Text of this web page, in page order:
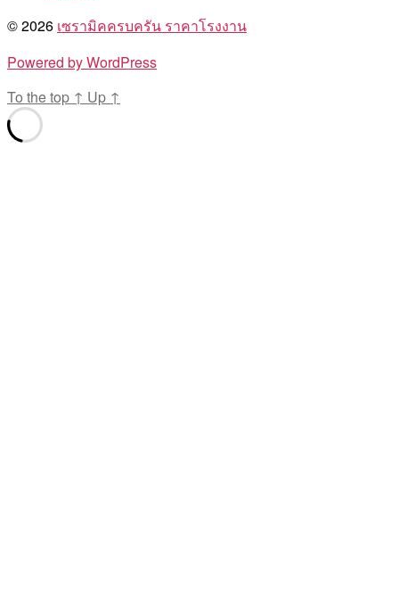
© 2026 เซรามิคครบครัน ราคาโรงงาน
Powered by WordPress
To the top ↑ Up ↑